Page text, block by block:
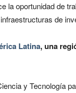
la oportunidad de
de
Latina, una
y Tecnología